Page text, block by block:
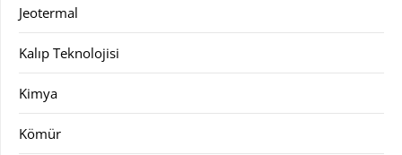
Jeotermal
Kalıp Teknolojisi
Kimya
Kömür